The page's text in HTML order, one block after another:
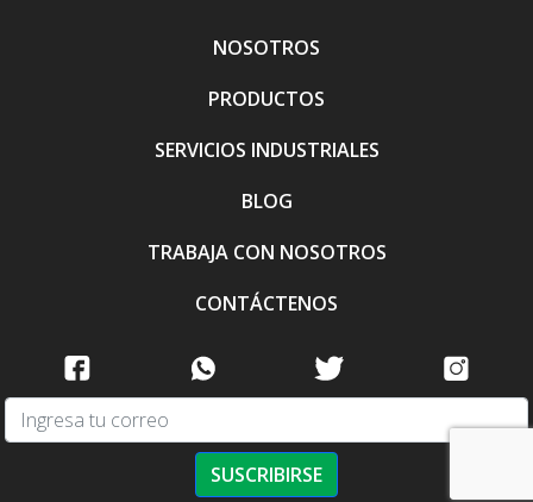
NOSOTROS
PRODUCTOS
SERVICIOS INDUSTRIALES
BLOG
TRABAJA CON NOSOTROS
CONTÁCTENOS
SUSCRIBIRSE